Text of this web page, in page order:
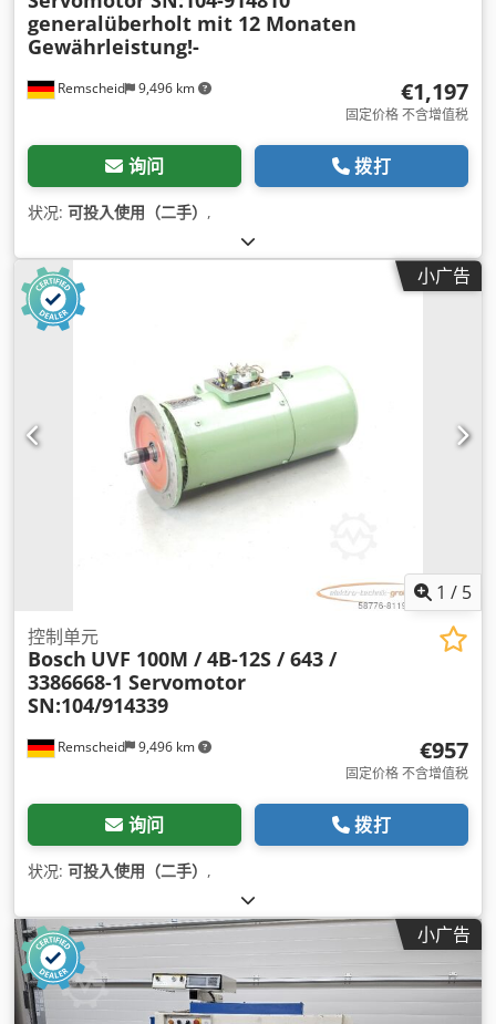
Remscheid 9,496 km
generalüberholt mit 12 Monaten
Gewährleistung!-
€1,197
固定价格 不含增值税
询问 拨打
状况: 可投入使用（二手） ,
小广告
1 / 5
Remscheid 9,496 km
控制单元
Bosch UVF 100M / 4B-12S / 643 /
3386668-1 Servomotor
SN:104/914339
€957
固定价格 不含增值税
询问 拨打
状况: 可投入使用（二手） ,
小广告